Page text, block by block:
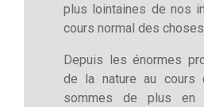
plus lointaines de nos
cours normal des
Depuis les énormes
de la nature au cours
sommes de plus